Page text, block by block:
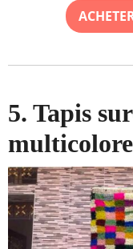
5. Tapis
multicolore